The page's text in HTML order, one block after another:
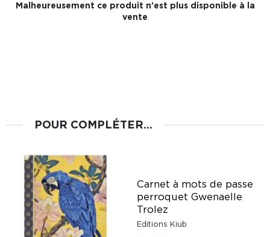
Malheureusement ce produit n'est plus disponible à la
vente
POUR COMPLÉTER...
Carnet à mots de passe
perroquet Gwenaelle
Trolez
Editions Kiub